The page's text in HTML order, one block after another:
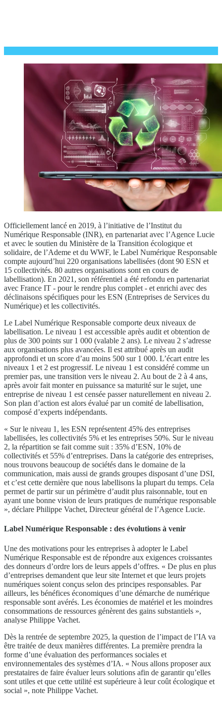
Officiellement lancé en 2019, à l’initiative de l’Institut du
Numérique Responsable (INR), en partenariat avec l’Agence Lucie
et avec le soutien du Ministère de la Transition écologique et
solidaire, de l’Ademe et du WWF, le Label Numérique Responsable
compte aujourd’hui 220 organisations labellisées (dont 90 ESN et
15 collectivités. 80 autres organisations sont en cours de
labellisation). En 2021, son référentiel a été refondu en partenariat
avec France IT - pour le rendre plus complet - et enrichi avec des
déclinaisons spécifiques pour les ESN (Entreprises de Services du
Numérique) et les collectivités.
Le Label Numérique Responsable comporte deux niveaux de
labellisation. Le niveau 1 est accessible après audit et obtention de
plus de 300 points sur 1 000 (valable 2 ans). Le niveau 2 s’adresse
aux organisations plus avancées. Il est attribué après un audit
approfondi et un score d’au moins 500 sur 1 000. L’écart entre les
niveaux 1 et 2 est progressif. Le niveau 1 est considéré comme un
premier pas, une transition vers le niveau 2. Au bout de 2 à 4 ans,
après avoir fait monter en puissance sa maturité sur le sujet, une
entreprise de niveau 1 est censée passer naturellement en niveau 2.
Son plan d’action est alors évalué par un comité de labellisation,
composé d’experts indépendants.
« Sur le niveau 1, les ESN représentent 45% des entreprises
labellisées, les collectivités 5% et les entreprises 50%. Sur le niveau
2, la répartition se fait comme suit : 35% d’ESN, 10% de
collectivités et 55% d’entreprises. Dans la catégorie des entreprises,
nous trouvons beaucoup de sociétés dans le domaine de la
communication, mais aussi de grands groupes disposant d’une DSI,
et c’est cette dernière que nous labellisons la plupart du temps. Cela
permet de partir sur un périmètre d’audit plus raisonnable, tout en
ayant une bonne vision de leurs pratiques de numérique responsable
», déclare Philippe Vachet, Directeur général de l’Agence Lucie.
Label Numérique Responsable : des évolutions à venir
Une des motivations pour les entreprises à adopter le Label
Numérique Responsable est de répondre aux exigences croissantes
des donneurs d’ordre lors de leurs appels d’offres. « De plus en plus
d’entreprises demandent que leur site Internet et que leurs projets
numériques soient conçus selon des principes responsables. Par
ailleurs, les bénéfices économiques d’une démarche de numérique
responsable sont avérés. Les économies de matériel et les moindres
consommations de ressources génèrent des gains substantiels »,
analyse Philippe Vachet.
Dès la rentrée de septembre 2025, la question de l’impact de l’IA va
être traitée de deux manières différentes. La première prendra la
forme d’une évaluation des performances sociales et
environnementales des systèmes d’IA. « Nous allons proposer aux
prestataires de faire évaluer leurs solutions afin de garantir qu’elles
sont utiles et que cette utilité est supérieure à leur coût écologique et
social », note Philippe Vachet.